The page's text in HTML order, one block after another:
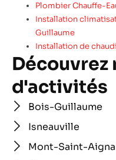
Plombier Chauffe-
Installation
Guillaume
Installation de
Découvrez
d'activités
Bois-Guillaume
Isneauville
Mont-Saint-